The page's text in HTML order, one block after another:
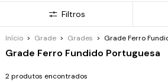
Filtros
Início > Grade > Grades > Grade Ferro
Grade Ferro Fundido Portuguesa
2 produtos encontrados